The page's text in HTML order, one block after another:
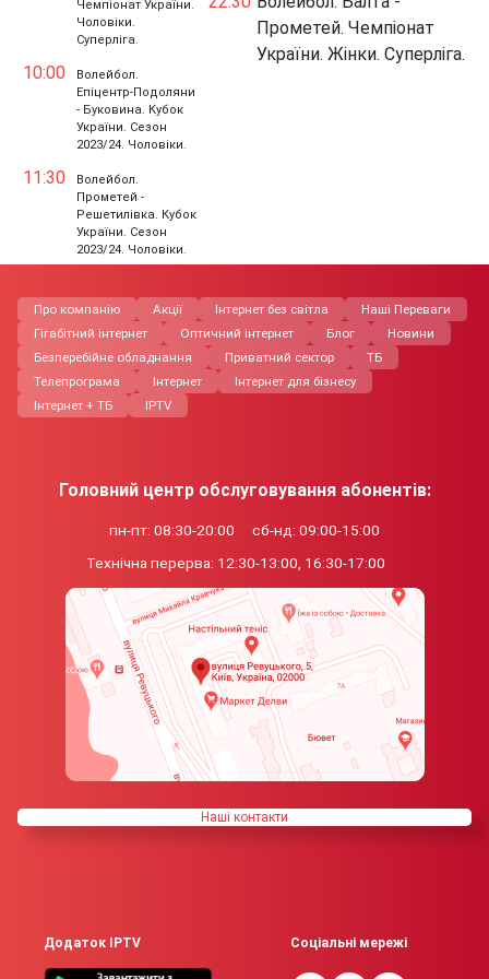
Чемпіонат України.
Чоловіки.
Суперліга.
10:00
Волейбол.
Епіцентр-Подоляни
- Буковина. Кубок
України. Сезон
2023/24. Чоловіки.
11:30
Волейбол.
Прометей -
Решетилівка. Кубок
України. Сезон
2023/24. Чоловіки.
Прометей. Чемпіонат
України. Жінки. Суперліга.
Про компанію Акції Інтернет без світла
Нашi Переваги
Гігабітний інтернет
Оптичний інтернет Блог
Новини
Безперебійне обладнання
Приватний сектор
ТБ
Телепрограма
Інтернет
Інтернет для бізнесу
Інтернет + ТБ
IPTV
Головний центр обслуговування абонентів:
пн-пт: 08:30-20:00
сб-нд: 09:00-15:00
Технічна перерва: 12:30-13:00, 16:30-17:00
Нашi контакти
Додаток IPTV Соціальні мережі